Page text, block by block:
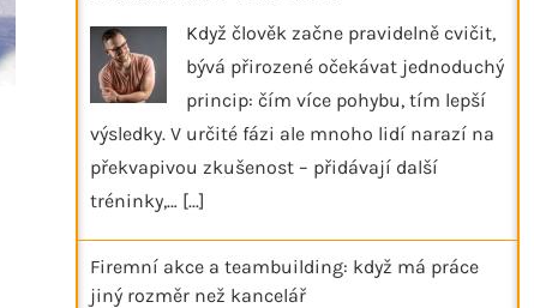
Když člověk začne pravidelně cvičit,
bývá přirozené očekávat jednoduchý
princip: čím více pohybu, tím lepší
výsledky. V určité fázi ale mnoho lidí narazí na
překvapivou zkušenost – přidávají další
tréninky,… [...]
Firemní akce a teambuilding: když má práce
jiný rozměr než kancelář